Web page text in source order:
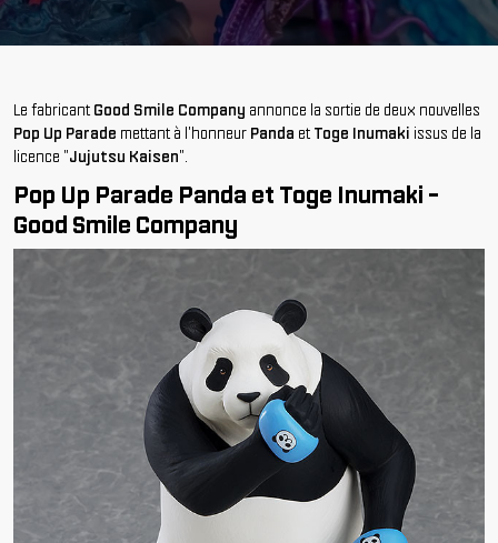
Le fabricant Good Smile Company annonce la sortie de deux nouvelles
Pop Up Parade mettant à l'honneur Panda et Toge Inumaki issus de la
licence "Jujutsu Kaisen".
Pop Up Parade Panda et Toge Inumaki -
Good Smile Company